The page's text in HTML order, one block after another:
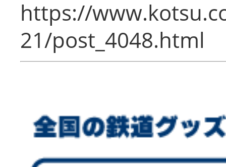
https://
21/post_4048.html